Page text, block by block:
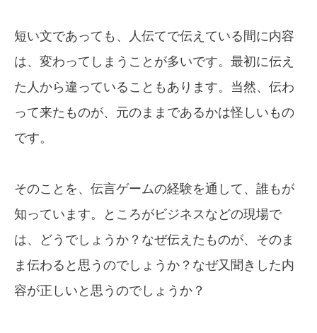
短い文であっても、人伝てで伝えている間に内容
は、変わってしまうことが多いです。最初に伝え
た人から違っていることもあります。当然、伝わ
って来たものが、元のままであるかは怪しいもの
です。
そのことを、伝言ゲームの経験を通して、誰もが
知っています。ところがビジネスなどの現場で
は、どうでしょうか？なぜ伝えたものが、そのま
ま伝わると思うのでしょうか？なぜ又聞きした内
容が正しいと思うのでしょうか？